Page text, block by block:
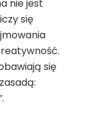
nie jest
się
się